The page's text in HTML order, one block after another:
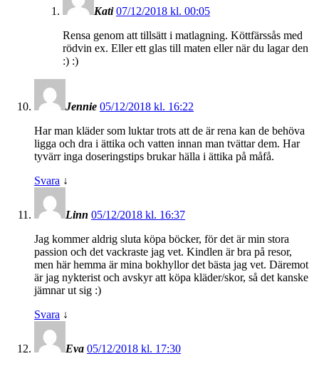
Kati 07/12/2018 kl. 00:05
Rensa genom att tillsätt i matlagning. Köttfärssås med
rödvin ex. Eller ett glas till maten eller när du lagar den
:) :)
Jennie 05/12/2018 kl. 16:22
Har man kläder som luktar trots att de är rena kan de behöva
ligga och dra i ättika och vatten innan man tvättar dem. Har
tyvärr inga doseringstips brukar hälla i ättika på måfå.
Svara ↓
Linn 05/12/2018 kl. 16:37
Jag kommer aldrig sluta köpa böcker, för det är min stora
passion och det vackraste jag vet. Kindlen är bra på resor,
men här hemma är mina bokhyllor det bästa jag vet. Däremot
är jag nykterist och avskyr att köpa kläder/skor, så det kanske
jämnar ut sig :)
Svara ↓
Eva 05/12/2018 kl. 17:30